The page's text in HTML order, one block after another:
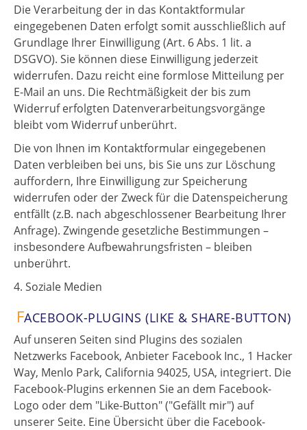
Die Verarbeitung der in das Kontaktformular
eingegebenen Daten erfolgt somit ausschließlich auf
Grundlage Ihrer Einwilligung (Art. 6 Abs. 1 lit. a
DSGVO). Sie können diese Einwilligung jederzeit
widerrufen. Dazu reicht eine formlose Mitteilung per
E-Mail an uns. Die Rechtmäßigkeit der bis zum
Widerruf erfolgten Datenverarbeitungsvorgänge
bleibt vom Widerruf unberührt.
Die von Ihnen im Kontaktformular eingegebenen
Daten verbleiben bei uns, bis Sie uns zur Löschung
auffordern, Ihre Einwilligung zur Speicherung
widerrufen oder der Zweck für die Datenspeicherung
entfällt (z.B. nach abgeschlossener Bearbeitung Ihrer
Anfrage). Zwingende gesetzliche Bestimmungen –
insbesondere Aufbewahrungsfristen – bleiben
unberührt.
4. Soziale Medien
FACEBOOK-PLUGINS (LIKE & SHARE-BUTTON)
Auf unseren Seiten sind Plugins des sozialen
Netzwerks Facebook, Anbieter Facebook Inc., 1 Hacker
Way, Menlo Park, California 94025, USA, integriert. Die
Facebook-Plugins erkennen Sie an dem Facebook-
Logo oder dem "Like-Button" ("Gefällt mir") auf
unserer Seite. Eine Übersicht über die Facebook-